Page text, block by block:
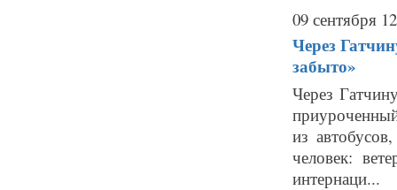
09 сентября
Через
забыто»
Через
из
человек:
интернаци...